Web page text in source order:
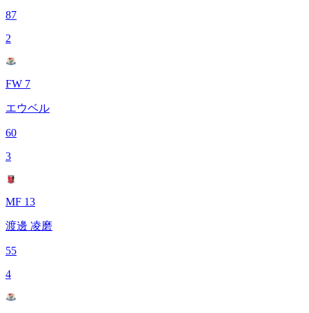
87
2
FW 7
エウベル
60
3
MF 13
渡邊 凌磨
55
4